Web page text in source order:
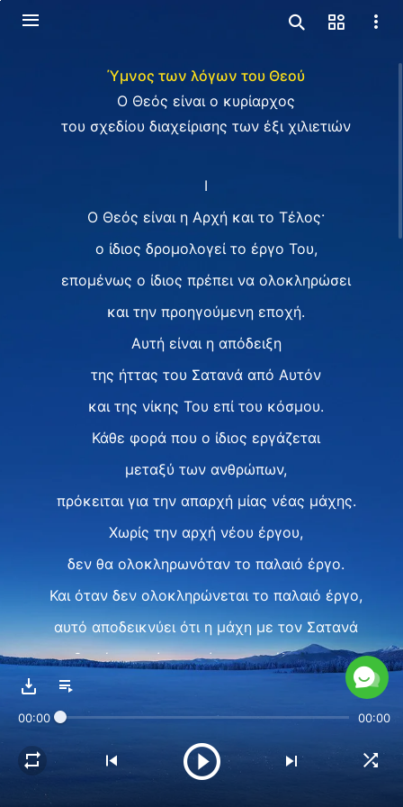
Ύμνος των λόγων του Θεού
Ο Θεός είναι ο κυρίαρχος
του σχεδίου διαχείρισης των έξι χιλιετιών
I
Ο Θεός είναι η Αρχή και το Τέλος·
ο ίδιος δρομολογεί το έργο Του,
επομένως ο ίδιος πρέπει να ολοκληρώσει
και την προηγούμενη εποχή.
Αυτή είναι η απόδειξη
της ήττας του Σατανά από Αυτόν
και της νίκης Του επί του κόσμου.
Κάθε φορά που ο ίδιος εργάζεται
μεταξύ των ανθρώπων,
πρόκειται για την απαρχή μίας νέας μάχης.
Χωρίς την αρχή νέου έργου,
δεν θα ολοκληρωνόταν το παλαιό έργο.
Και όταν δεν ολοκληρώνεται το παλαιό έργο,
αυτό αποδεικνύει ότι η μάχη με τον Σατανά
δεν έχει φτάσει ακόμη στο τέλος της.
και επιτελέσει νέο έργο μεταξύ των ανθρώπων,
μπορεί ο άνθρωπος να απελευθερωθεί
ολοκληρωτικά από τη δύναμη του Σατανά
00:00 00:00